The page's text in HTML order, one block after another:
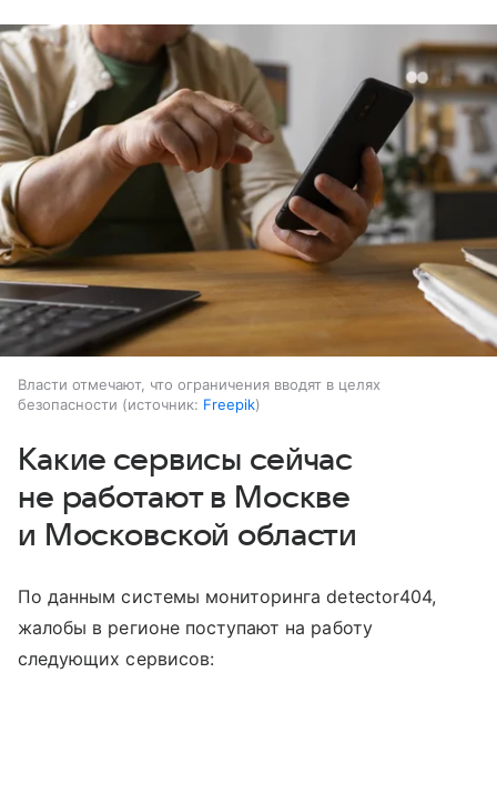
Власти отмечают, что ограничения вводят в целях
безопасности
источник: Freepik
Какие сервисы сейчас
не работают в Москве
и Московской области
По данным системы мониторинга detector404,
жалобы в регионе поступают на работу
следующих сервисов: